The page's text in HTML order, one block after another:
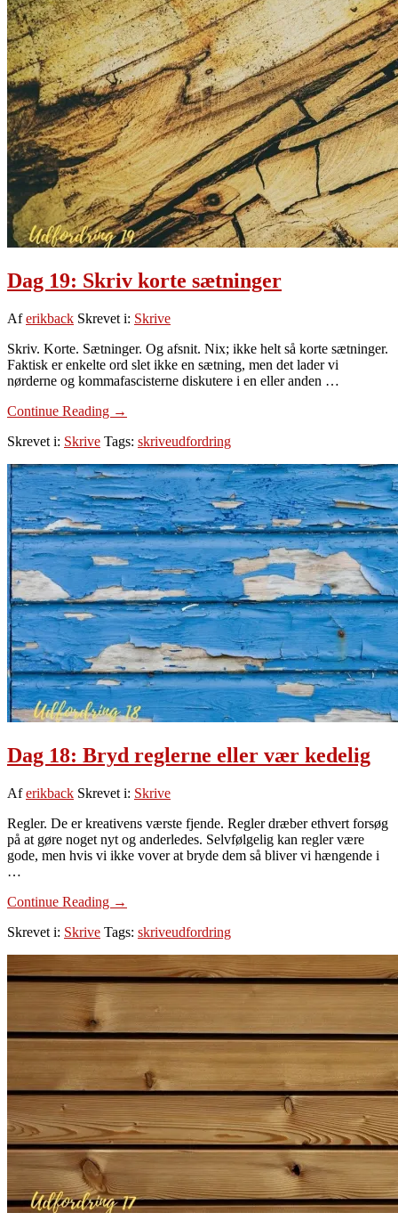
Dag 19: Skriv korte sætninger
Aferikback Skrevet i: Skrive
Skriv. Korte. Sætninger. Og afsnit. Nix; ikke helt så korte sætninger.
Faktisk er enkelte ord slet ikke en sætning, men det lader vi
nørderne og kommafascisterne diskutere i en eller anden …
Continue Reading om
19:
korte
sætninger
→
Skrevet i: Skrive Tags: skriveudfordring
Dag 18: Bryd reglerne eller vær kedelig
Aferikback Skrevet i: Skrive
Regler. De er kreativens værste fjende. Regler dræber ethvert forsøg
på at gøre noget nyt og anderledes. Selvfølgelig kan regler være
gode, men hvis vi ikke vover at bryde dem så bliver vi hængende i
…
Continue Reading om
18:
reglerne
eller
vær
→
Skrevet i: Skrive Tags: skriveudfordring